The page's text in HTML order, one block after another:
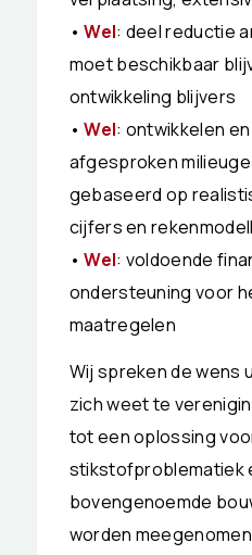
•Wel: deel reductie
moet beschikbaar
ontwikkeling blijvers
•Wel: ontwikkelen
afgesproken
gebaseerd op
cijfers en
•Wel: voldoende
ondersteuning voor
maatregelen
Wij spreken de wens
zich weet te
tot een oplossing
stikstofproblematiek
bovengenoemde
worden